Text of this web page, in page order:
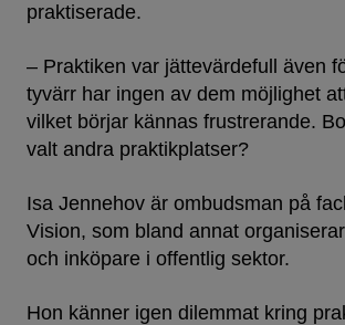
praktiserade.
– Praktiken var jättevärdefull även
tyvärr har ingen av dem möjlighet
vilket börjar kännas frustrerande.
valt andra praktikplatser?
Isa Jennehov är ombudsman på
Vision, som bland annat
och inköpare i offentlig sektor.
Hon känner igen dilemmat kring